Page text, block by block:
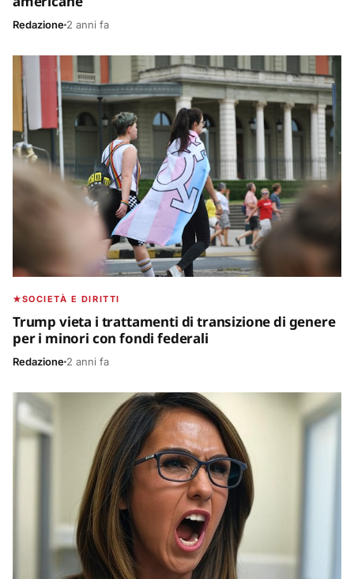
Redazione 2 anni fa
SOCIETÀ E DIRITTI
Trump vieta i trattamenti di transizione di genere
per i minori con fondi federali
Redazione 2 anni fa